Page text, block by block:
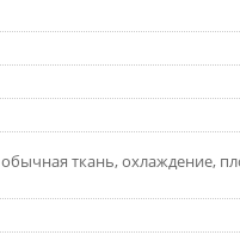
обычная ткань, охлаждение,